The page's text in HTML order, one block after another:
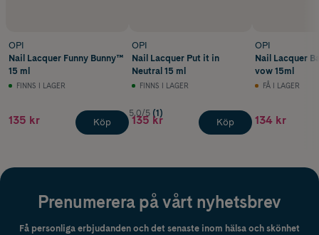
OPI
Nail Lacquer Funny Bunny™
15 ml
FINNS I LAGER
135 kr Köp
OPI
Nail Lacquer Put it in
Neutral 15 ml
FINNS I LAGER
5.0/5 (1)
135 kr Köp
OPI
Nail Lacquer
vow 15ml
FÅ I LAGER
134 kr
Prenumerera på vårt nyhetsbrev
Få personliga erbjudanden och det senaste inom hälsa och skönhet